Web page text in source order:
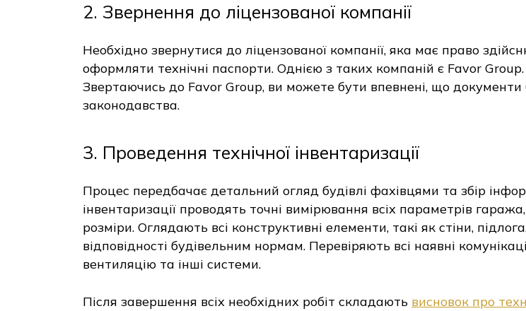
2. Звернення до ліцензованої компанії
Необхідно звернутися до ліцензованої компанії, яка має право
оформляти технічні паспорти. Однією з таких компаній є Favor
Звертаючись до Favor Group, ви можете бути впевнені, що документи
законодавства.
3. Проведення технічної інвентаризації
Процес передбачає детальний огляд будівлі фахівцями та збір
інвентаризації проводять точні вимірювання всіх параметрів
розміри. Оглядають всі конструктивні елементи, такі як стіни,
відповідності будівельним нормам. Перевіряють всі наявні
вентиляцію та інші системи.
Після завершення всіх необхідних робіт складають висновок про